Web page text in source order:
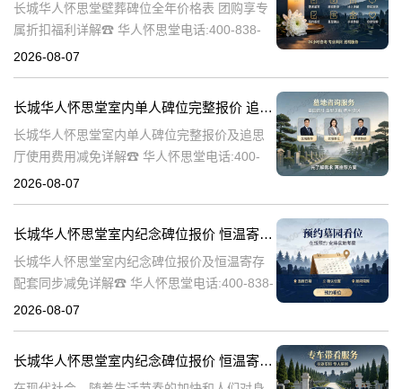
长城华人怀思堂壁葬碑位全年价格表 团购享专
属折扣福利详解☎ 华人怀思堂电话:400-838-
5063随着社会的发展和人们观念的变化，越来
2026-08-07
长城华人怀思堂室内单人碑位完整报价 追思厅使用费用减免详解
长城华人怀思堂室内单人碑位完整报价及追思
厅使用费用减免详解☎ 华人怀思堂电话:400-
838-5063引言随着社会的发展和人们生活水平
2026-08-07
长城华人怀思堂室内纪念碑位报价 恒温寄存配套同步减免详解
长城华人怀思堂室内纪念碑位报价及恒温寄存
配套同步减免详解☎ 华人怀思堂电话:400-838-
5063一、引言随着社会的发展和人们生活水平
2026-08-07
长城华人怀思堂室内纪念碑位报价 恒温寄存配套同步减免详解